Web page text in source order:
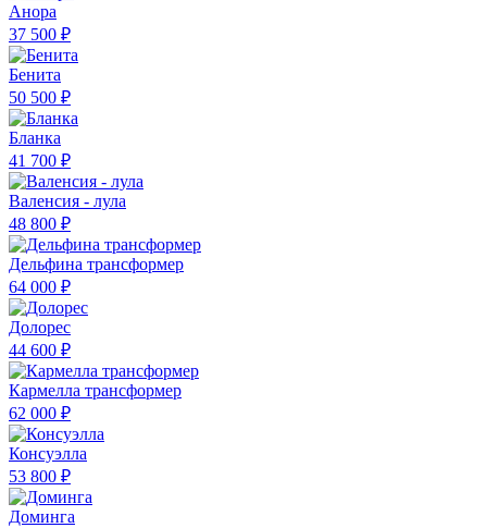
Анора
37 500 ₽
Бенита
50 500 ₽
Бланка
41 700 ₽
Валенсия - лула
48 800 ₽
Дельфина трансформер
64 000 ₽
Долорес
44 600 ₽
Кармелла трансформер
62 000 ₽
Консуэлла
53 800 ₽
Доминга